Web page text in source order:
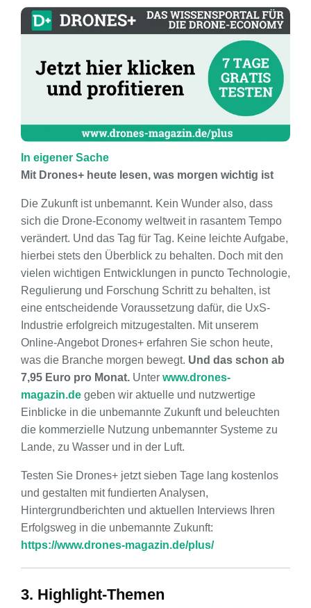
In eigener Sache
Mit Drones+ heute lesen, was morgen wichtig ist
Die Zukunft ist unbemannt. Kein Wunder also, dass
sich die Drone-Economy weltweit in rasantem Tempo
verändert. Und das Tag für Tag. Keine leichte Aufgabe,
hierbei stets den Überblick zu behalten. Doch mit den
vielen wichtigen Entwicklungen in puncto Technologie,
Regulierung und Forschung Schritt zu behalten, ist
eine entscheidende Voraussetzung dafür, die UxS-
Industrie erfolgreich mitzugestalten. Mit unserem
Online-Angebot Drones+ erfahren Sie schon heute,
was die Branche morgen bewegt. Und das schon ab
7,95 Euro pro Monat. Unter www.drones-
magazin.de geben wir aktuelle und nutzwertige
Einblicke in die unbemannte Zukunft und beleuchten
die kommerzielle Nutzung unbemannter Systeme zu
Lande, zu Wasser und in der Luft.
Testen Sie Drones+ jetzt sieben Tage lang kostenlos
und gestalten mit fundierten Analysen,
Hintergrundberichten und aktuellen Interviews Ihren
Erfolgsweg in die unbemannte Zukunft:
https://www.drones-magazin.de/plus/
3. Highlight-Themen